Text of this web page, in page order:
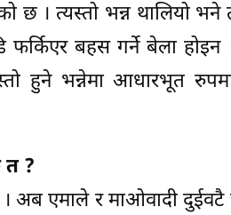
छ । त्यस्तो भन्न थालियो
बहस गर्ने बेला
हुने भन्नेमा आधारभूत
त ?
। अब एमाले र माओवादी